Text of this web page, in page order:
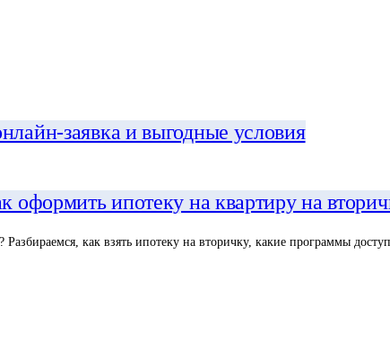
заявка и выгодные условия
оформить ипотеку на квартиру на
Разбираемся, как взять ипотеку на вторичку, какие программы